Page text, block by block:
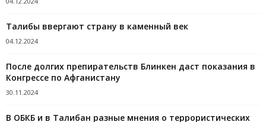
Талибы ввергают страну в каменный век
04.12.2024
После долгих препирательств Блинкен даст показания в
Конгрессе по Афганистану
30.11.2024
В ОБКБ и в Талибан разные мнения о террористических